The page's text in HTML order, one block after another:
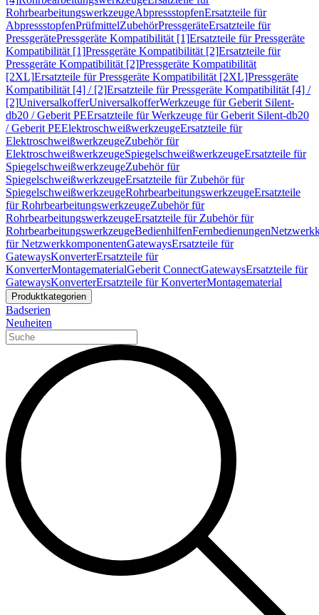
RohrbearbeitungswerkzeugeAbpressstopfenErsatzteile für
AbpressstopfenPrüfmittelZubehörPressgeräteErsatzteile für
PressgerätePressgeräte Kompatibilität [1]Ersatzteile für Pressgeräte
Kompatibilität [1]Pressgeräte Kompatibilität [2]Ersatzteile für
Pressgeräte Kompatibilität [2]Pressgeräte Kompatibilität
[2XL]Ersatzteile für Pressgeräte Kompatibilität [2XL]Pressgeräte
Kompatibilität [4] / [2]Ersatzteile für Pressgeräte Kompatibilität [4] /
[2]UniversalkofferUniversalkofferWerkzeuge für Geberit Silent-
db20 / Geberit PEErsatzteile für Werkzeuge für Geberit Silent-db20
/ Geberit PEElektroschweißwerkzeugeErsatzteile für
ElektroschweißwerkzeugeZubehör für
ElektroschweißwerkzeugeSpiegelschweißwerkzeugeErsatzteile für
SpiegelschweißwerkzeugeZubehör für
SpiegelschweißwerkzeugeErsatzteile für Zubehör für
SpiegelschweißwerkzeugeRohrbearbeitungswerkzeugeErsatzteile
für RohrbearbeitungswerkzeugeZubehör für
RohrbearbeitungswerkzeugeErsatzteile für Zubehör für
RohrbearbeitungswerkzeugeBedienhilfenFernbedienungen
für NetzwerkkomponentenGatewaysErsatzteile für
GatewaysKonverterErsatzteile für
KonverterMontagematerialGeberit ConnectGatewaysErsatzteile für
GatewaysKonverterErsatzteile für KonverterMontagematerial
Produktkategorien
Badserien
Neuheiten